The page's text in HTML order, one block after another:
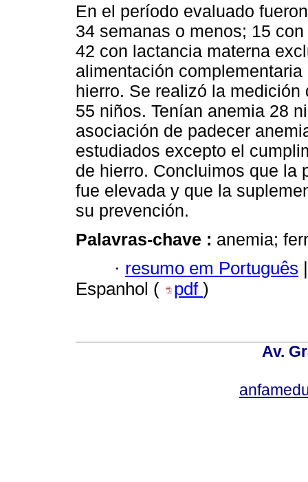
En el período evaluado
34 semanas o menos; 15
42 con lactancia materna
alimentación
hierro. Se realizó la
55 niños. Tenían anemia 28
asociación de padecer
estudiados excepto el
de hierro. Concluimos que la
fue elevada y que la
su prevención.
Palavras-chave : anemia;
· resumo em Português
Espanhol (
pdf )
Av.